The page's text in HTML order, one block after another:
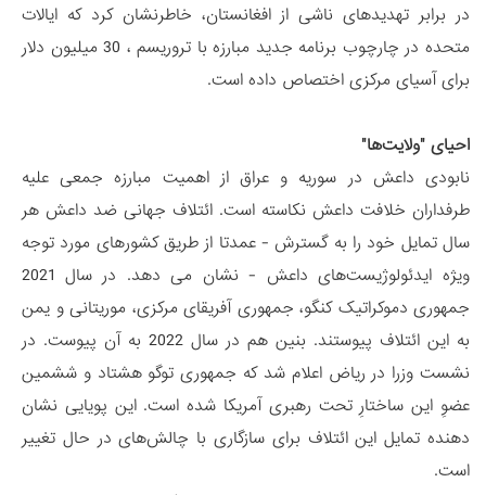
در برابر تهدیدهای ناشی از افغانستان، خاطرنشان کرد که ایالات
متحده در چارچوب برنامه جدید مبارزه با تروریسم ، 30 میلیون دلار
برای آسیای مرکزی اختصاص داده است.
احیای "ولایت‌ها"
نابودی داعش در سوریه و عراق از اهمیت مبارزه جمعی علیه
طرفداران خلافت داعش نکاسته است. ائتلاف جهانی ضد داعش هر
سال تمایل خود را به گسترش - عمدتا از طریق کشورهای مورد توجه
ویژه ایدئولوژیست‌های داعش - نشان می دهد. در سال 2021
جمهوری دموکراتیک کنگو، جمهوری آفریقای مرکزی، موریتانی و یمن
به این ائتلاف پیوستند. بنین هم در سال 2022 به آن پیوست. در
نشست وزرا در ریاض اعلام شد که جمهوری توگو هشتاد و ششمین
عضوِ این ساختارِ تحت رهبری آمریکا شده است. این پویایی نشان
دهنده تمایل این ائتلاف برای سازگاری با چالش‌های در حال تغییر
است.